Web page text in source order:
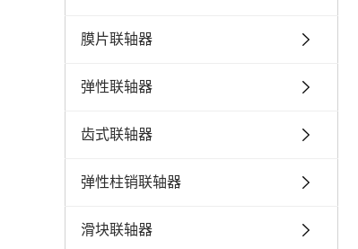
膜片联轴器
弹性联轴器
齿式联轴器
弹性柱销联轴器
滑块联轴器